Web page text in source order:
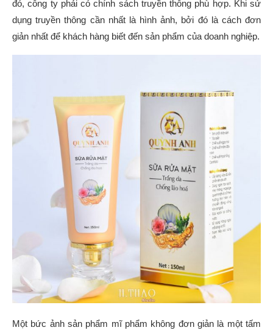
đó, công ty phải có chính sách truyền thông phù hợp. Khi sử
dụng truyền thông cần nhất là hình ảnh, bởi đó là cách đơn
giản nhất để khách hàng biết đến sản phẩm của doanh nghiệp.
Một bức ảnh sản phẩm mĩ phẩm không đơn giản là một tấm